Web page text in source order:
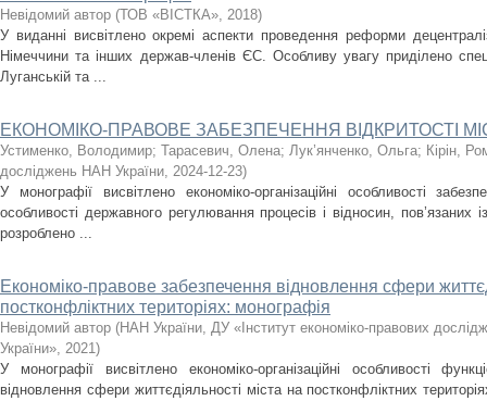
Невідомий автор (ТОВ «ВІСТКА», 2018)
У виданні висвітлено окремі аспекти проведення реформи
Німеччини та інших держав-членів ЄС. Особливу увагу приділено
Луганській та ...
ЕКОНОМІКО-ПРАВОВЕ ЗАБЕЗПЕЧЕННЯ ВІДКРИТОСТІ
Устименко, Володимир; Тарасевич, Олена; Лук’янченко, Ольга; Кірін,
досліджень НАН України, 2024-12-23)
У монографії висвітлено економіко-організаційні особливості
особливості державного регулювання процесів і відносин, пов’язаних
розроблено ...
Економіко-правове забезпечення відновлення сфери
постконфліктних територіях: монографія
Невідомий автор (НАН України, ДУ «Інститут економіко-правових
України», 2021)
У монографії висвітлено економіко-організаційні особливості
відновлення сфери життєдіяльності міста на постконфліктних